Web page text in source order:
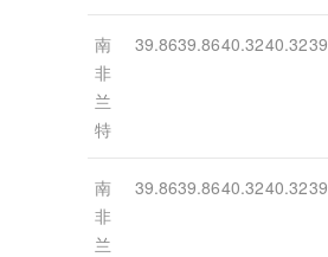
南
非
兰
特
39.8639.8640.3240.32
南
非
兰
39.8639.8640.3240.32